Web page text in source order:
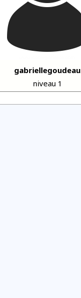
gabriellegoudeau
niveau 1